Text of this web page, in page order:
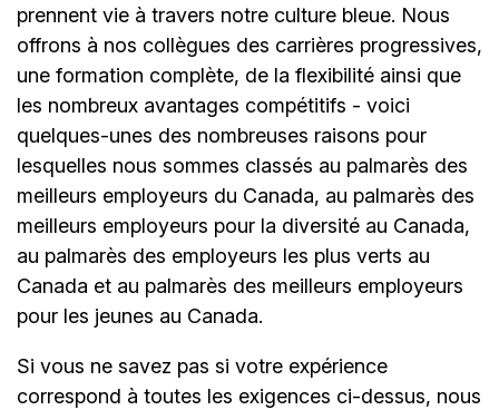
prennent vie à travers notre culture bleue. Nous
offrons à nos collègues des carrières progressives,
une formation complète, de la flexibilité ainsi que
les nombreux avantages compétitifs - voici
quelques-unes des nombreuses raisons pour
lesquelles nous sommes classés au palmarès des
meilleurs employeurs du Canada, au palmarès des
meilleurs employeurs pour la diversité au Canada,
au palmarès des employeurs les plus verts au
Canada et au palmarès des meilleurs employeurs
pour les jeunes au Canada.
Si vous ne savez pas si votre expérience
correspond à toutes les exigences ci-dessus, nous